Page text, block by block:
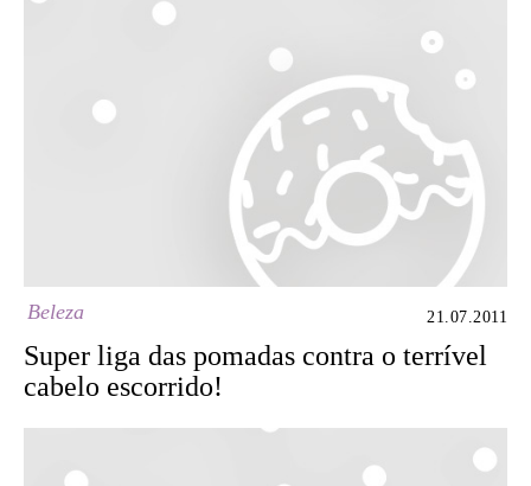
Beleza 21.07.2011
Super liga das pomadas contra o terrível
cabelo escorrido!